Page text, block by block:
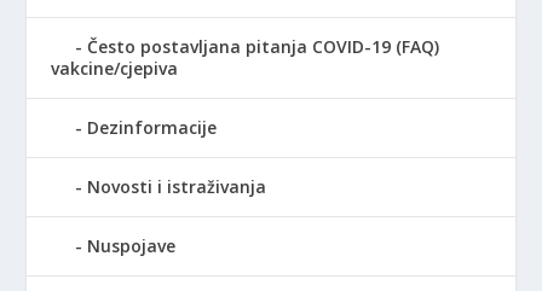
Često postavljana pitanja COVID-19 (FAQ)
vakcine/cjepiva
Dezinformacije
Novosti i istraživanja
Nuspojave